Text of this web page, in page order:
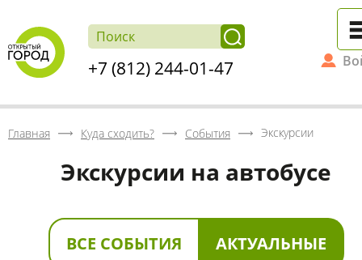
+7 (812) 244-01-47
Главная Куда сходить? События Экскурсии
Экскурсии на автобусе
ВСЕ СОБЫТИЯ АКТУАЛЬНЫЕ